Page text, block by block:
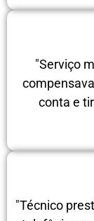
"Serviço
conta e
"Técnico